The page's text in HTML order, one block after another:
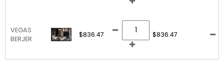
VEGAS
BERJER
$836.47 $836.47